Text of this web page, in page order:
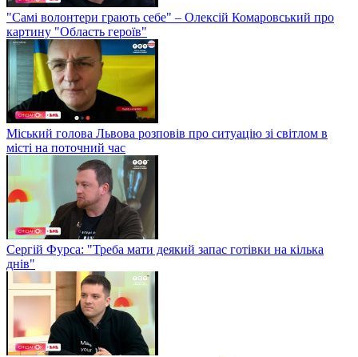
"Самі волонтери грають себе" – Олексій Комаровський про
картину "Область героїв"
Міський голова Львова розповів про ситуацію зі світлом в
місті на поточний час
Сергій Фурса: "Треба мати деякий запас готівки на кілька
днів"